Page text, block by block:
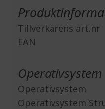
Tillverkarens art.nr
EAN
Operativsystem
Operativsystem
Operativsystem